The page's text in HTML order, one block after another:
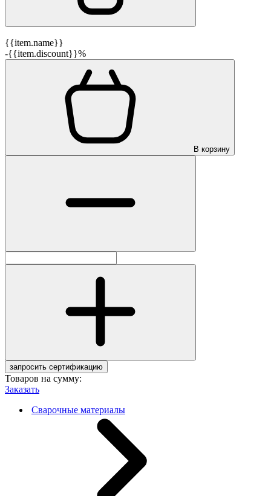
{{item.name}}
-{{item.discount}}%
В корзину
запросить сертификацию
Товаров на сумму:
Заказать
Сварочные материалы